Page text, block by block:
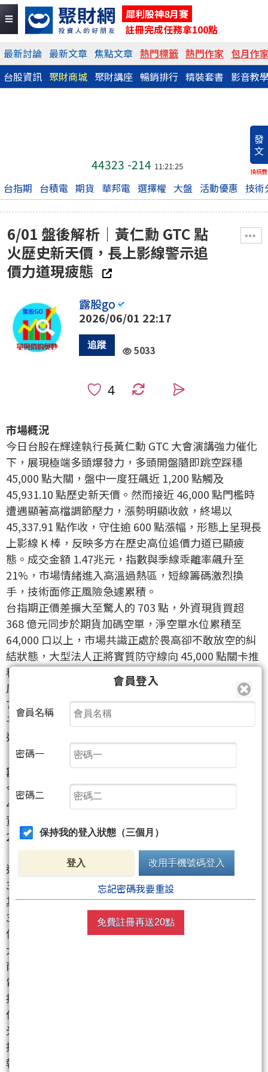
犀利股神8月賽
註冊完成任務拿100點
最新討論 最新文章 焦點文章 熱門標籤 熱門作家 包月作
台股資訊 聚財商城 聚財講座 暢銷排行 精裝套書 影音教
發
文
換稿費
44323 -214 11:21:25
台指期 台積電 期貨 華邦電 選擇權 大盤 活動優惠 技術
6/01 盤後解析｜黃仁勳 GTC 點
火歷史新天價，長上影線警示追
價力道現疲態
露股go
2026/06/01 22:17
5033
市場概況
今日台股在輝達執行長黃仁勳 GTC 大會演講強力催化
下，展現極端多頭爆發力，多頭開盤隨即跳空踩穩
45,000 點大關，盤中一度狂飆近 1,200 點觸及
45,931.10 點歷史新天價。然而接近 46,000 點門檻時
遭遇顯著高檔調節壓力，漲勢明顯收斂，終場以
45,337.91 點作收，守住逾 600 點漲幅，形態上呈現長
上影線 K 棒，反映多方在歷史高位追價力道已顯疲
態。成交金額 1.47兆元，指數與季線乖離率飆升至
21%，市場情緒進入高溫過熱區，短線籌碼激烈換
手，技術面修正風險急遽累積。
台指期正價差擴大至驚人的 703 點，外資現貨買超
368 億元同步於期貨加碼空單，淨空單水位累積至
64,000 口以上，市場共識正處於畏高卻不敢放空的糾
結狀態，大型法人正將實質防守線向 45,000 點關卡推
移。資金搬家事實顯示市場正試圖尋找高位之外的避
風港，塑膠族群在龍頭標的攻上漲停下整體漲幅高達
7.79%，成為今日最具代表性的資金出口，從高價電
子股轉向循環性傳產的動向，反映市場情緒已從單純
追價 AI 轉向風險收益比更合理的防禦性配置。
籌碼流向動態實錄與統計
今日外資買超三大類權重分別為電子 48%、金融
41%、傳產 11%，資金呈現電子金融雙核心結構。外
資買超前三名中，群創
25% 延續面板族群補漲動能位階仍具空間，台玻
（1802）買超 35,839 張權重佔 11% 玻璃族群獲資金
進駐顯示低基期輪動效應，台新新光金（2887）
35,321 張權重佔 11% 金融股同步獲資金防守性佈局，
其餘買超資金分配於記憶體封測佔 8%、金融保險佔
30%、AI 伺服器佔 8%、晶圓代工佔 6%、電源供應器
佔 1%。外資賣超方面，成熟製程代工（力積電）為最
大賣超標的佔 38%，面板（友達）佔 26%，金融（華
南金）佔 6%，重電線纜佔 6%，航空航運佔 6%，機
電馬達佔 5%，PCB 載板佔 7%，半導體佔 6%。
投信今日買超高度集中於金融與航運執行防守，金融
保險佔 67% 為壓倒性主軸，航運佔 22%，其中台新新
光金
投信買超前三名，清一色由金融與航空細產業盤據，
執行汰弱留強的權值對峙，其餘資金分布於電子系統
會員登入
會員名稱
密碼一
密碼二
保持我的登入狀態（三個月）
登入 改用手機號碼登入
忘記密碼我要重設
免費註冊再送20點